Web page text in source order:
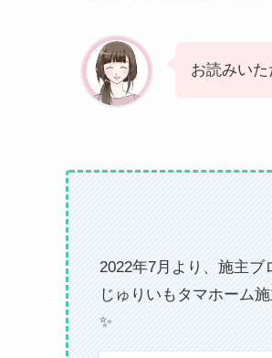
お読みい
2022年7月より、施主ブ
じゅりいもタマホーム
✨